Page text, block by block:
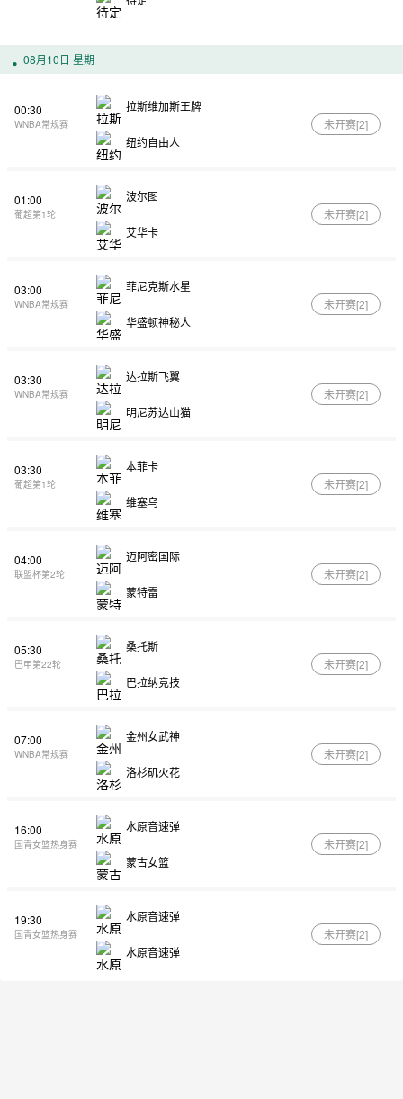
08月10日 星期一
00:30
WNBA常规赛
拉斯维加斯王牌
纽约自由人
未开赛[2]
01:00
葡超第1轮
波尔图
艾华卡
未开赛[2]
03:00
WNBA常规赛
菲尼克斯水星
华盛顿神秘人
未开赛[2]
03:30
WNBA常规赛
达拉斯飞翼
明尼苏达山猫
未开赛[2]
03:30
葡超第1轮
本菲卡
维塞乌
未开赛[2]
04:00
联盟杯第2轮
迈阿密国际
蒙特雷
未开赛[2]
05:30
巴甲第22轮
桑托斯
巴拉纳竞技
未开赛[2]
07:00
WNBA常规赛
金州女武神
洛杉矶火花
未开赛[2]
16:00
国青女篮热身赛
水原音速弹
蒙古女篮
未开赛[2]
19:30
国青女篮热身赛
水原音速弹
水原音速弹
未开赛[2]